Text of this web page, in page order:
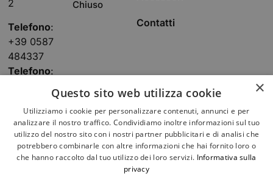
2
Telefono:
+39 0587
484337
Telefono:
E-mail:
bibiflex@bibif
lex.it
Chiuso
Contatti
×
Questo sito web utilizza cookie
Utilizziamo i cookie per personalizzare contenuti, annunci e per
analizzare il nostro traffico. Condividiamo inoltre informazioni sul tuo
utilizzo del nostro sito con i nostri partner pubblicitari e di analisi che
potrebbero combinarle con altre informazioni che hai fornito loro o
che hanno raccolto dal tuo utilizzo dei loro servizi. Informativa sulla
privacy